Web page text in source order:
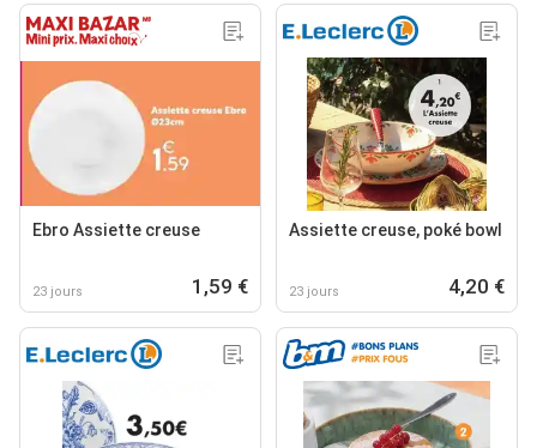
Ebro Assiette creuse
23 jours 1,59 €
Assiette creuse, poké bowl
23 jours 4,20 €